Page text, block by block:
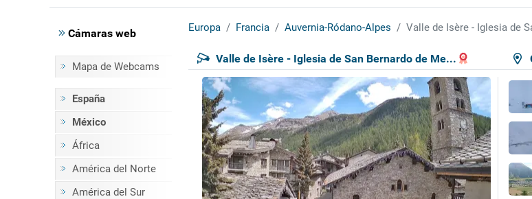
Cámaras web
Mapa de Webcams
España
México
África
América del Norte
América del Sur
Europa Francia Auvernia-Ródano-Alpes Valle de Isère - Iglesia de
Valle de Isère - Iglesia de San Bernardo de Me...